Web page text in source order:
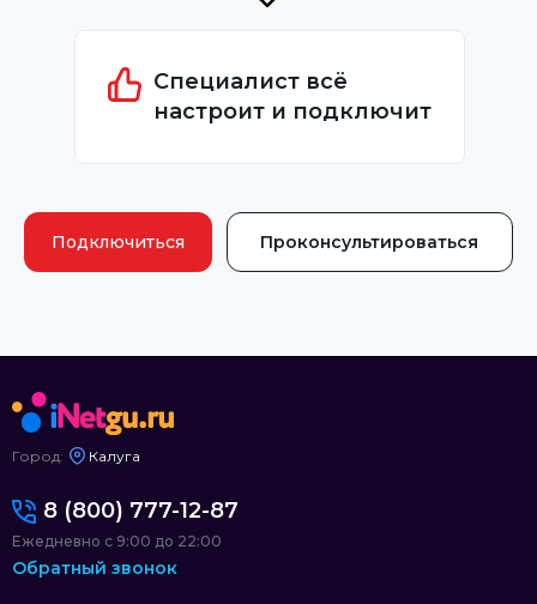
Специалист всё
настроит и подключит
Подключиться Проконсультироваться
Город: Калуга
8 (800) 777-12-87
Ежедневно с 9:00 до 22:00
Обратный звонок